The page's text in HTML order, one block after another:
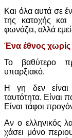
Και όλα αυτά σε
της κατοχής
φωνάζει, αλλά
Ένα έθνος χωρίς
Το βαθύτερο
υπαρξιακό.
Η γη δεν είναι
ταυτότητα. Είναι
Είναι τάφοι
Αν ο ελληνικός
χάσει μόνο